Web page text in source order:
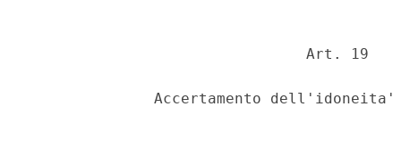
                               Art. 19
Accertamento